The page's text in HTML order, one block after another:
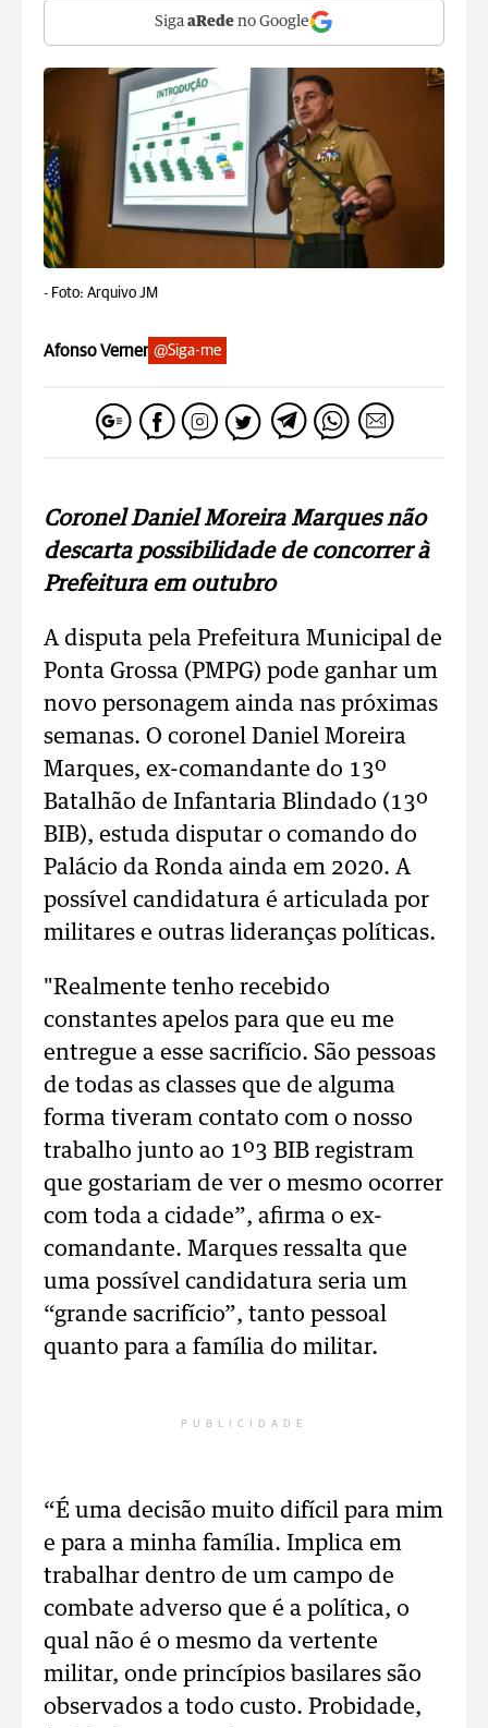
Siga aRede no Google
- Foto: Arquivo JM
Afonso Verner @Siga-me
Coronel Daniel Moreira Marques não
descarta possibilidade de concorrer à
Prefeitura em outubro
A disputa pela Prefeitura Municipal de
Ponta Grossa (PMPG) pode ganhar um
novo personagem ainda nas próximas
semanas. O coronel Daniel Moreira
Marques, ex-comandante do 13º
Batalhão de Infantaria Blindado (13º
BIB), estuda disputar o comando do
Palácio da Ronda ainda em 2020. A
possível candidatura é articulada por
militares e outras lideranças políticas.
"Realmente tenho recebido
constantes apelos para que eu me
entregue a esse sacrifício. São pessoas
de todas as classes que de alguma
forma tiveram contato com o nosso
trabalho junto ao 1º3 BIB registram
que gostariam de ver o mesmo ocorrer
com toda a cidade”, afirma o ex-
comandante. Marques ressalta que
uma possível candidatura seria um
“grande sacrifício”, tanto pessoal
quanto para a família do militar.
PUBLICIDADE
“É uma decisão muito difícil para mim
e para a minha família. Implica em
trabalhar dentro de um campo de
combate adverso que é a política, o
qual não é o mesmo da vertente
militar, onde princípios basilares são
observados a todo custo. Probidade,